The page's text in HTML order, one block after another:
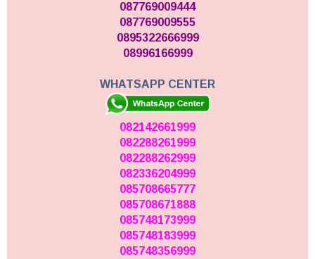
087769009444
087769009555
0895322666999
08996166999
WHATSAPP CENTER
082142661999
082288261999
082288262999
082336204999
085708665777
085708671888
085748173999
085748183999
085748356999